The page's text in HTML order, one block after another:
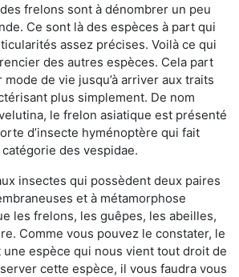
frelons sont à dénombrer un peu
Ce sont là des espèces à part qui
assez précises. Voilà ce qui
des autres espèces. Cela part
mode de vie jusqu’à arriver aux traits
plus simplement. De nom
le frelon asiatique est présenté
d’insecte hyménoptère qui fait
des vespidae.
insectes qui possèdent deux paires
et à métamorphose
les frelons, les guêpes, les abeilles,
Comme vous pouvez le constater, le
espèce qui nous vient tout droit de
cette espèce, il vous faudra vous